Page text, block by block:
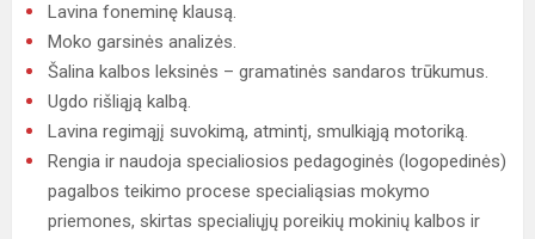
Lavina foneminę klausą.
Moko garsinės analizės.
Šalina kalbos leksinės – gramatinės sandaros trūkumus.
Ugdo rišliąją kalbą.
Lavina regimąjį suvokimą, atmintį, smulkiąją motoriką.
Rengia ir naudoja specialiosios pedagoginės (logopedinės)
pagalbos teikimo procese specialiąsias mokymo
priemones, skirtas specialiųjų poreikių mokinių kalbos ir